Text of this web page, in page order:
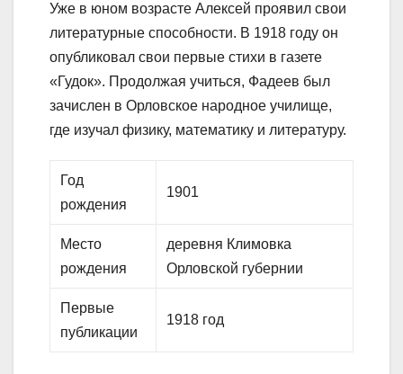
Уже в юном возрасте Алексей проявил свои
литературные способности. В 1918 году он
опубликовал свои первые стихи в газете
«Гудок». Продолжая учиться, Фадеев был
зачислен в Орловское народное училище,
где изучал физику, математику и литературу.
Год
рождения
1901
Место
рождения
деревня Климовка
Орловской губернии
Первые
публикации
1918 год